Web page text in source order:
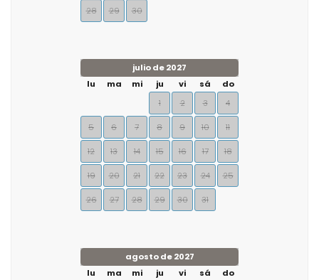
28 29 30
julio de 2027
lu
ma mi ju vi sá
do
1
2 3 4
5 6 7 8 9 10 11
12 13 14 15 16 17 18
19 20 21 22 23 24 25
26 27 28 29 30 31
agosto de 2027
lu
ma mi ju vi sá do